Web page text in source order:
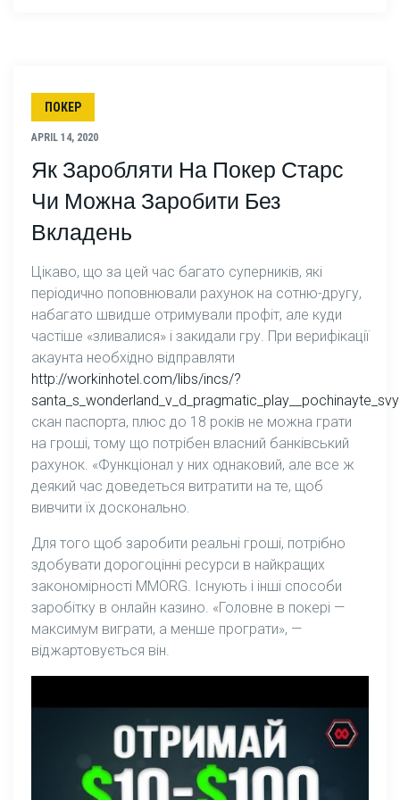
ПОКЕР
APRIL 14, 2020
Як Заробляти На Покер Старс
Чи Можна Заробити Без
Вкладень
Цікаво, що за цей час багато суперників, які
періодично поповнювали рахунок на сотню-другу,
набагато швидше отримували профіт, але куди
частіше «зливалися» і закидали гру. При верифікації
акаунта необхідно відправляти
http://workinhotel.com/libs/incs/?
скан паспорта, плюс до 18 років не можна грати
на гроші, тому що потрібен власний банківський
рахунок. «Функціонал у них однаковий, але все ж
деякий час доведеться витратити на те, щоб
вивчити їх досконально.
Для того щоб заробити реальні гроші, потрібно
здобувати дорогоцінні ресурси в найкращих
закономірності MMORG. Існують і інші способи
заробітку в онлайн казино. «Головне в покері —
максимум виграти, а менше програти», —
віджартовується він.